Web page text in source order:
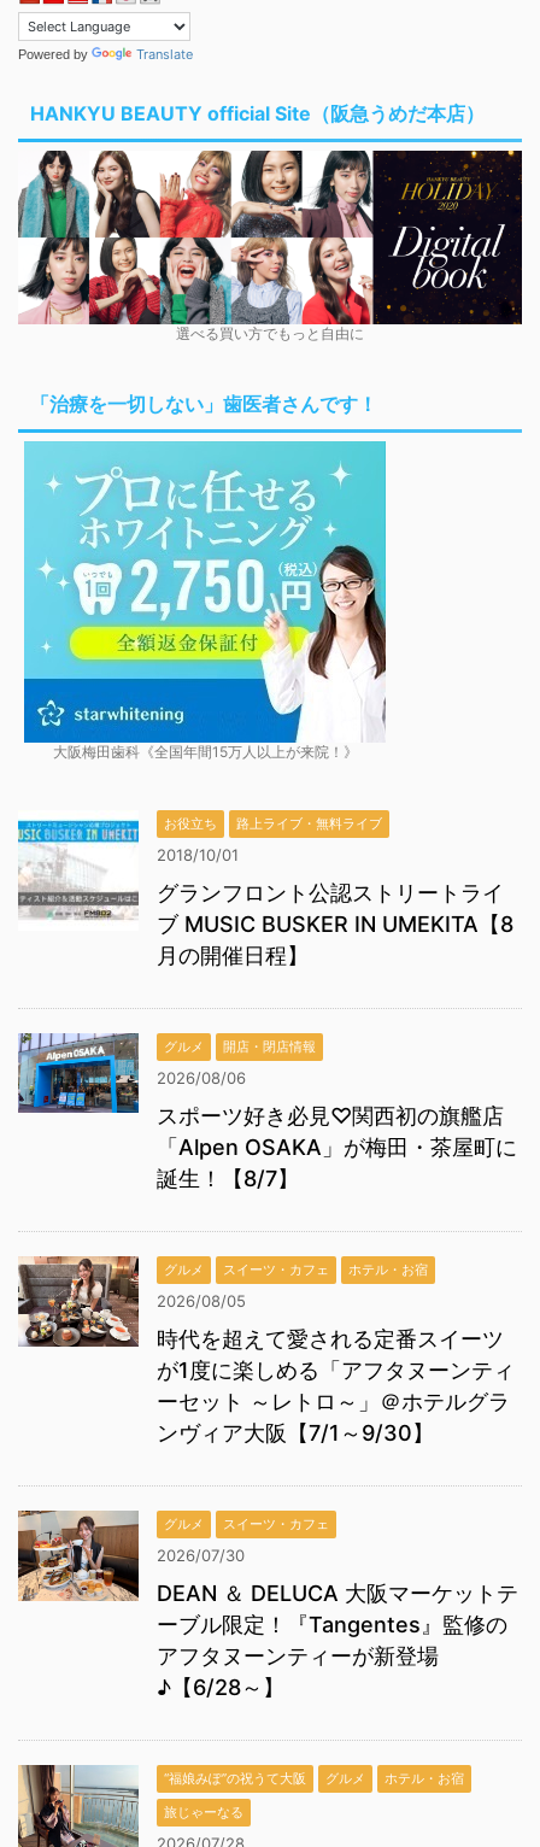
Powered by Translate
HANKYU BEAUTY official Site（阪急うめだ本店）
選べる買い方でもっと自由に
「治療を一切しない」歯医者さんです！
大阪梅田歯科《全国年間15万人以上が来院！》
お役立ち 路上ライブ・無料ライブ
2018/10/01
グランフロント公認ストリートライ
ブ MUSIC BUSKER IN UMEKITA【8
月の開催日程】
グルメ 開店・閉店情報
2026/08/06
スポーツ好き必見♡関西初の旗艦店
「Alpen OSAKA」が梅田・茶屋町に
誕生！【8/7】
グルメ スイーツ・カフェ ホテル・お宿
2026/08/05
時代を超えて愛される定番スイーツ
が1度に楽しめる「アフタヌーンティ
ーセット ～レトロ～」＠ホテルグラ
ンヴィア大阪【7/1～9/30】
グルメ スイーツ・カフェ
2026/07/30
DEAN ＆ DELUCA 大阪マーケットテ
ーブル限定！『Tangentes』監修の
アフタヌーンティーが新登場
♪【6/28～】
“福娘みぽ”の祝うて大阪 グルメ
ホテル・お宿
旅じゃーなる
2026/07/28